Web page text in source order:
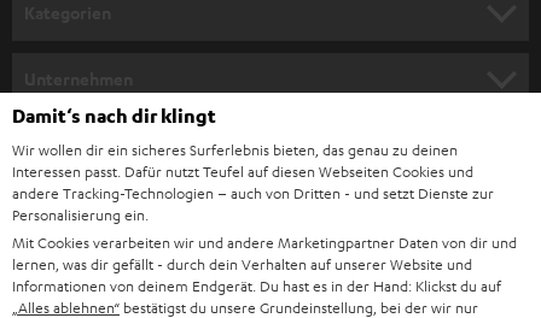
l
d
u
n
g
HEIMKINO-KOMPLETTANLAGEN
SOUNDBAR
STEREO
SMART HOME
KARRIERE
PRESSE & MARKETING
GESCHÄFTSKUNDEN
Teufel Onlineshops
DEUTSCHLAND
ÖSTERREICH
Damit‘s nach dir klingt
Wir wollen dir ein sicheres Surferlebnis bieten, das genau zu deinen
Interessen passt. Dafür nutzt Teufel auf diesen Webseiten Cookies und
andere Tracking-Technologien – auch von Dritten - und setzt Dienste zur
Personalisierung ein.
Mit Cookies verarbeiten wir und andere Marketingpartner Daten von dir und
lernen, was dir gefällt - durch dein Verhalten auf unserer Website und
Informationen von deinem Endgerät. Du hast es in der Hand: Klickst du auf
„Alles ablehnen“ bestätigst du unsere Grundeinstellung, bei der wir nur